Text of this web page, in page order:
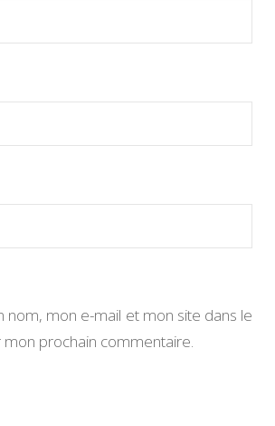
nom, mon e-mail et mon site dans le
mon prochain commentaire.